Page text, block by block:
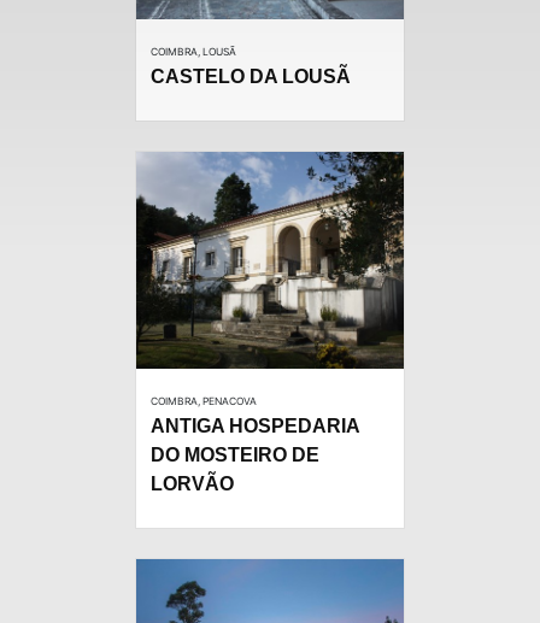
COIMBRA, LOUSÃ
CASTELO DA LOUSÃ
COIMBRA, PENACOVA
ANTIGA HOSPEDARIA
DO MOSTEIRO DE
LORVÃO